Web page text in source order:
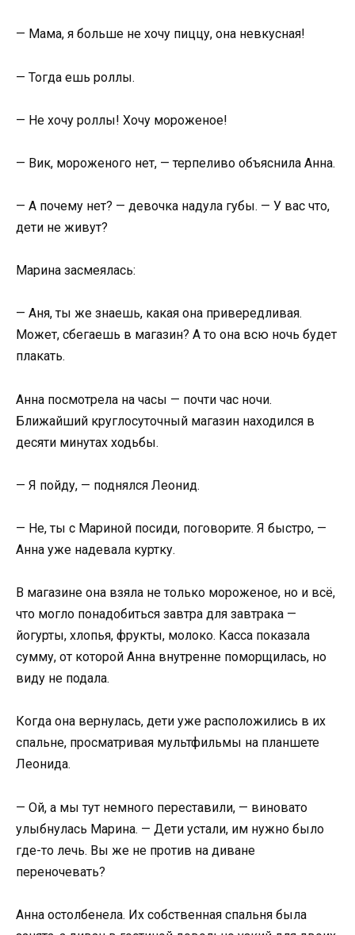
— Мама, я больше не хочу пиццу, она невкусная!
— Тогда ешь роллы.
— Не хочу роллы! Хочу мороженое!
— Вик, мороженого нет, — терпеливо объяснила Анна.
— А почему нет? — девочка надула губы. — У вас что,
дети не живут?
Марина засмеялась:
— Аня, ты же знаешь, какая она привередливая.
Может, сбегаешь в магазин? А то она всю ночь будет
плакать.
Анна посмотрела на часы — почти час ночи.
Ближайший круглосуточный магазин находился в
десяти минутах ходьбы.
— Я пойду, — поднялся Леонид.
— Не, ты с Мариной посиди, поговорите. Я быстро, —
Анна уже надевала куртку.
В магазине она взяла не только мороженое, но и всё,
что могло понадобиться завтра для завтрака —
йогурты, хлопья, фрукты, молоко. Касса показала
сумму, от которой Анна внутренне поморщилась, но
виду не подала.
Когда она вернулась, дети уже расположились в их
спальне, просматривая мультфильмы на планшете
Леонида.
— Ой, а мы тут немного переставили, — виновато
улыбнулась Марина. — Дети устали, им нужно было
где-то лечь. Вы же не против на диване
переночевать?
Анна остолбенела. Их собственная спальня была